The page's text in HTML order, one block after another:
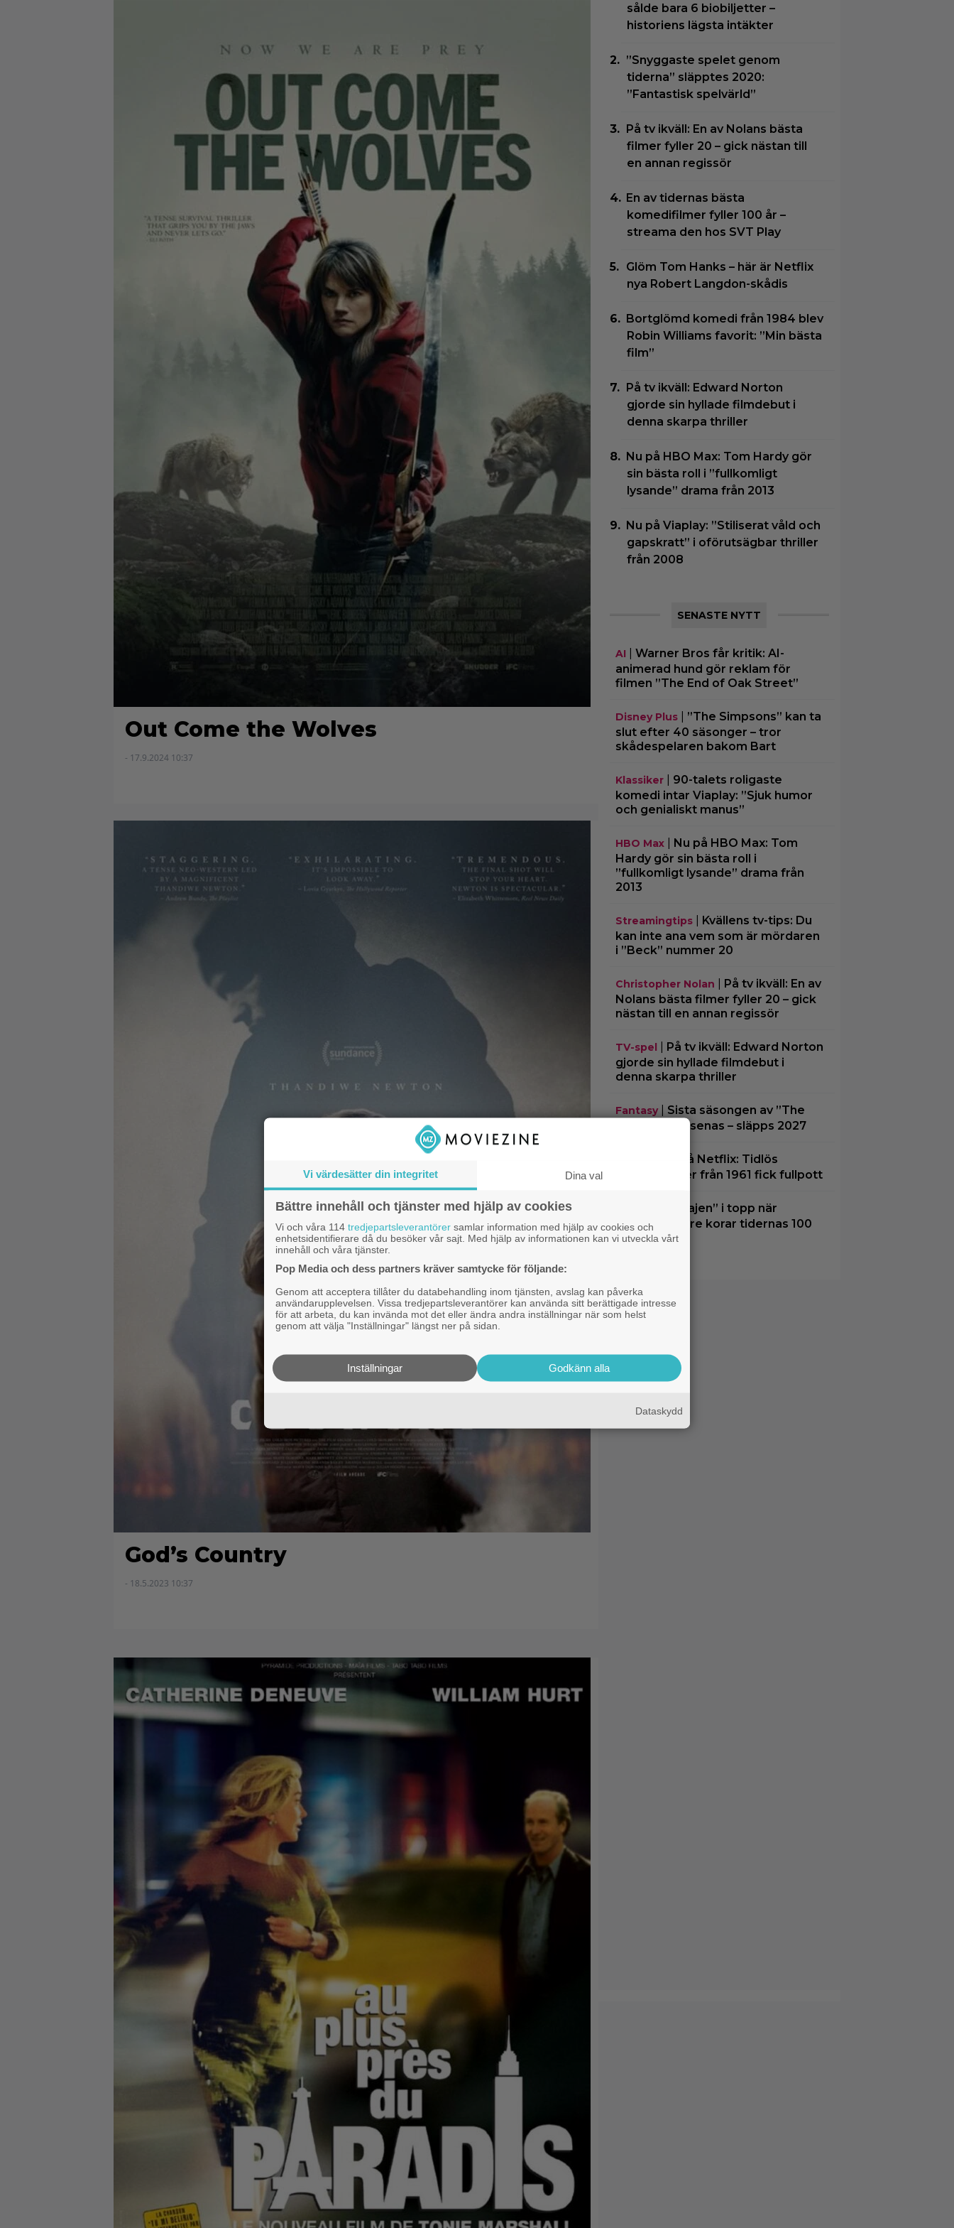
Out Come the Wolves
- 17.9.2024 10:37
God’s Country
- 18.5.2023 10:37
sålde bara 6 biobiljetter –
historiens lägsta intäkter
”Snyggaste spelet genom
tiderna” släpptes 2020:
”Fantastisk spelvärld”
På tv ikväll: En av Nolans bästa
filmer fyller 20 – gick nästan till
en annan regissör
En av tidernas bästa
komedifilmer fyller 100 år –
streama den hos SVT Play
Glöm Tom Hanks – här är Netflix
nya Robert Langdon-skådis
Bortglömd komedi från 1984 blev
Robin Williams favorit: ”Min bästa
film”
På tv ikväll: Edward Norton
gjorde sin hyllade filmdebut i
denna skarpa thriller
Nu på HBO Max: Tom Hardy gör
sin bästa roll i ”fullkomligt
lysande” drama från 2013
Nu på Viaplay: ”Stiliserat våld och
gapskratt” i oförutsägbar thriller
från 2008
SENASTE NYTT
AI
Warner Bros får kritik: AI-
animerad hund gör reklam för
filmen ”The End of Oak Street”
Disney Plus| ”The Simpsons” kan ta
slut efter 40 säsonger – tror
skådespelaren bakom Bart
Klassiker| 90-talets roligaste
komedi intar Viaplay: ”Sjuk humor
och genialiskt manus”
HBO Max| Nu på HBO Max: Tom
Hardy gör sin bästa roll i
”fullkomligt lysande” drama från
2013
Streamingtips| Kvällens tv-tips: Du
kan inte ana vem som är mördaren
i ”Beck” nummer 20
Christopher Nolan
På tv ikväll: En av
Nolans bästa filmer fyller 20 – gick
nästan till en annan regissör
TV-spel
På tv ikväll: Edward Norton
gjorde sin hyllade filmdebut i
denna skarpa thriller
Fantasy| Sista säsongen av ”The
Witcher” försenas – släpps 2027
Nu på Netflix: Tidlös
krigsklassiker från 1961 fick fullpott
”Hajen” i topp när
Empires läsare korar tidernas 100
bästa filmer
Vi värdesätter din integritet Dina val
Bättre innehåll och tjänster med hjälp av cookies
Vi och våra 114 tredjepartsleverantörer samlar information med hjälp av cookies och
enhetsidentifierare då du besöker vår sajt. Med hjälp av informationen kan vi utveckla vårt
innehåll och våra tjänster.
Pop Media och dess partners kräver samtycke för följande:
Genom att acceptera tillåter du databehandling inom tjänsten, avslag kan påverka
användarupplevelsen. Vissa tredjepartsleverantörer kan använda sitt berättigade intresse
för att arbeta, du kan invända mot det eller ändra andra inställningar när som helst
genom att välja "Inställningar" längst ner på sidan.
Godkänn alla
Inställningar
Dataskydd